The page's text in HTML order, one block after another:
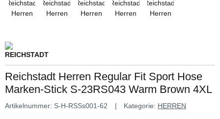
Reichstadt Herren Regular Fit Sport Hose
Marken-Stick S-23RS043 Warm Brown 4XL
Artikelnummer: S-H-RSSs001-62 Kategorie: HERREN